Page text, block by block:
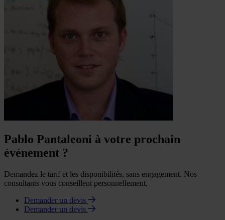
Pablo Pantaleoni à votre prochain
événement ?
Demandez le tarif et les disponibilités, sans engagement. Nos
consultants vous conseillent personnellement.
Demander un devis
Demander un devis